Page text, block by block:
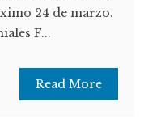
24 de marzo.
F...
Read More